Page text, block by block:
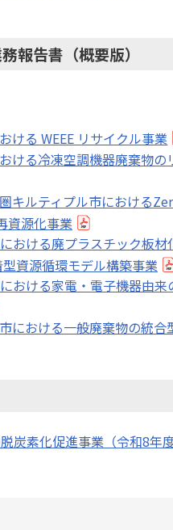
報告書（概要版）
ける WEEE リサイクル事業
ける冷凍空調機器廃棄物の
キルティプル市における
資源化事業
おける廃プラスチック板材
資源循環モデル構築事業
おける家電・電子機器由来
における一般廃棄物の統合
炭素化促進事業（令和8年度